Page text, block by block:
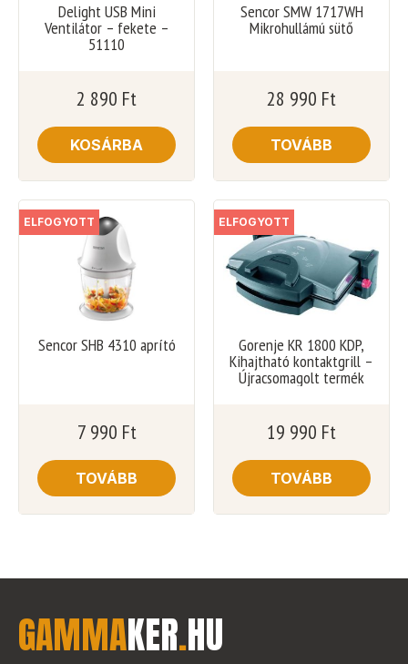
Delight USB Mini
Ventilátor – fekete –
51110
2 890 Ft
KOSÁRBA
Sencor SMW 1717WH
Mikrohullámú sütő
28 990 Ft
TOVÁBB
ELFOGYOTT
Sencor SHB 4310 aprító
7 990 Ft
TOVÁBB
ELFOGYOTT
Gorenje KR 1800 KDP,
Kihajtható kontaktgrill –
Újracsomagolt termék
19 990 Ft
TOVÁBB
GAMMAKER.HU